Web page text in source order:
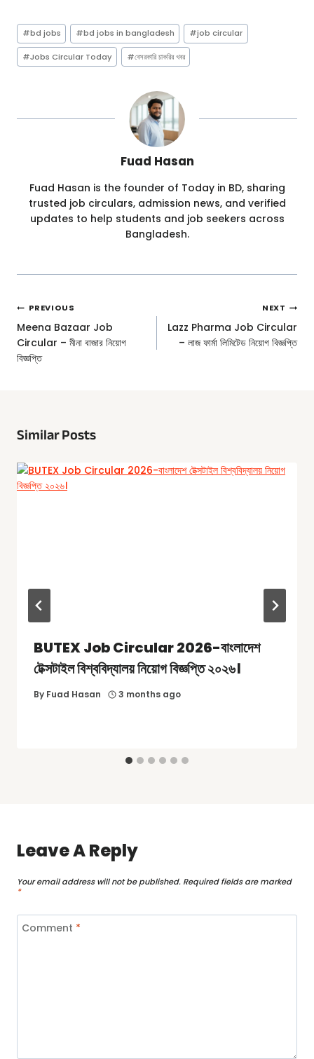
Post
Tags:
#bd jobs #bd jobs in bangladesh #job circular
#Jobs Circular Today #বেসরকারি চাকরির খবর
Fuad Hasan
Fuad Hasan is the founder of Today in BD, sharing
trusted job circulars, admission news, and verified
updates to help students and job seekers across
Bangladesh.
Post
Navigation
PREVIOUS
Meena Bazaar Job
Circular – মীনা বাজার নিয়োগ
বিজ্ঞপ্তি
NEXT
Lazz Pharma Job Circular
– লাজ ফার্মা লিমিটেড নিয়োগ বিজ্ঞপ্তি
Similar Posts
BUTEX Job Circular 2026-বাংলাদেশ
টেক্সটাইল বিশ্ববিদ্যালয় নিয়োগ বিজ্ঞপ্তি ২০২৬।
By Fuad Hasan 3 months ago
Leave A Reply
Your email address will not be published. Required fields are marked
*
Comment *